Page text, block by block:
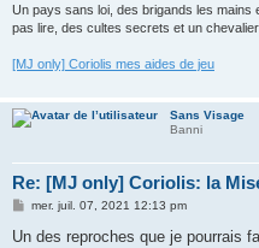
Un pays sans loi, des brigands les mains
pas lire, des cultes secrets et un
[MJ only] Coriolis mes aides de jeu
Sans Visage
Banni
Re: [MJ only] Coriolis: la
M
s
mer. juil. 07, 2021 12:13 pm
Un des reproches que je pourrais